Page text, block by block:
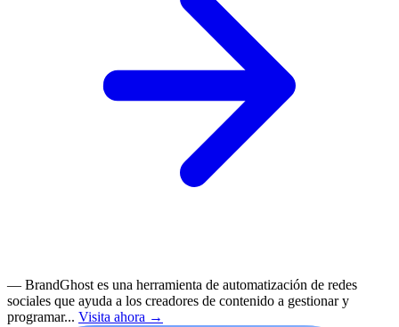
— BrandGhost es una herramienta de automatización de redes
sociales que ayuda a los creadores de contenido a gestionar y
programar... Visita ahora →